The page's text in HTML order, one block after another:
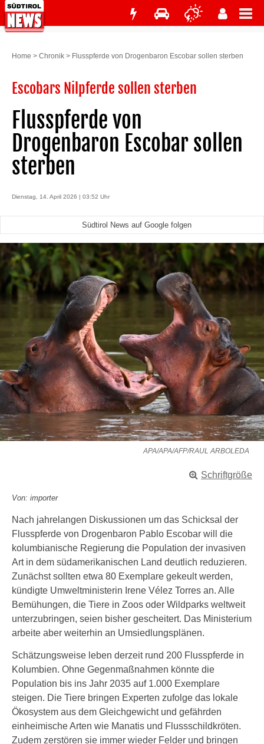
Home > Chronik > Flusspferde von Drogenbaron Escobar sollen sterben
Escobars Nilpferde sollen sterben
Flusspferde von
Drogenbaron Escobar sollen
sterben
Dienstag, 14. April 2026 | 03:52 Uhr
Südtirol News auf Google folgen
APA/APA/AFP/RAUL ARBOLEDA
Schriftgröße
Von: importer
Nach jahrelangen Diskussionen um das Schicksal der
Flusspferde von Drogenbaron Pablo Escobar will die
kolumbianische Regierung die Population der invasiven
Art in dem südamerikanischen Land deutlich reduzieren.
Zunächst sollten etwa 80 Exemplare gekeult werden,
kündigte Umweltministerin Irene Vélez Torres an. Alle
Bemühungen, die Tiere in Zoos oder Wildparks weltweit
unterzubringen, seien bisher gescheitert. Das Ministerium
arbeite aber weiterhin an Umsiedlungsplänen.
Schätzungsweise leben derzeit rund 200 Flusspferde in
Kolumbien. Ohne Gegenmaßnahmen könnte die
Population bis ins Jahr 2035 auf 1.000 Exemplare
steigen. Die Tiere bringen Experten zufolge das lokale
Ökosystem aus dem Gleichgewicht und gefährden
einheimische Arten wie Manatis und Flussschildkröten.
Zudem zerstören sie immer wieder Felder und bringen